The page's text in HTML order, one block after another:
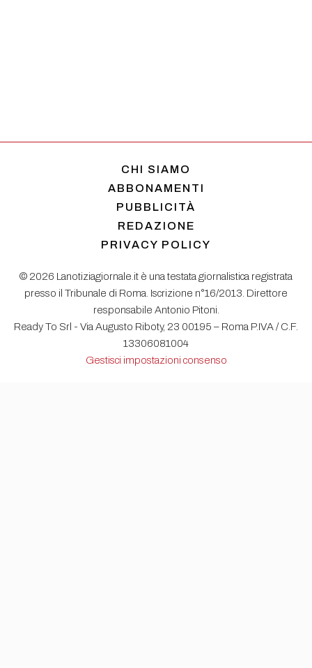
CHI SIAMO
ABBONAMENTI
PUBBLICITÀ
REDAZIONE
PRIVACY POLICY
© 2026 Lanotiziagiornale.it è una testata giornalistica registrata
presso il Tribunale di Roma. Iscrizione n°16/2013. Direttore
responsabile Antonio Pitoni.
Ready To Srl - Via Augusto Riboty, 23 00195 – Roma P.IVA / C.F.
13306081004
Gestisci impostazioni consenso